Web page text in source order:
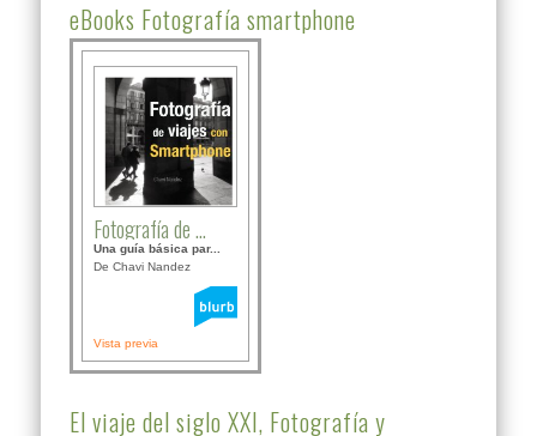
eBooks Fotografía smartphone
Fotografía de ...
Una guía básica par...
De Chavi Nandez
Vista previa
El viaje del siglo XXI, Fotografía y